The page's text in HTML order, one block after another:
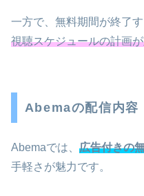
一方で、無料期間が終了
視聴スケジュールの計画
Abemaの配信内容
Abemaでは、 広告付きの
手軽さが魅力です。